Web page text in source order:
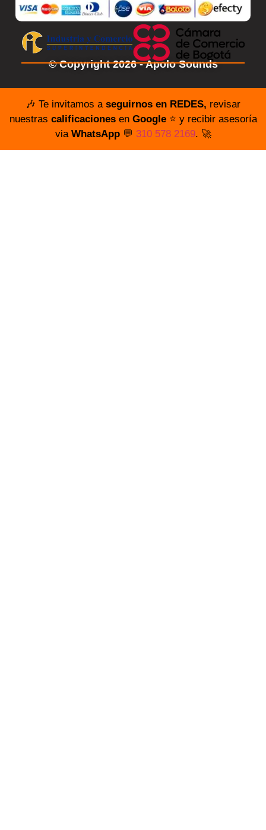
© Copyright 2026 - Apolo Sounds
🎶 Te invitamos a seguirnos en REDES, revisar
nuestras calificacionesen Google⭐️ y recibir asesoría
via WhatsApp💬 310 578 2169. 🚀